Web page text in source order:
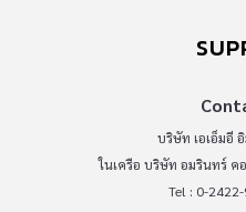
บริษัท เอเอ็มอี
ในเครือ บริษัท อมรินทร์ ค
Tel : 0-